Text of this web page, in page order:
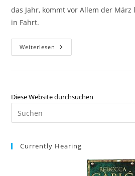
das Jahr, kommt vor Allem der
in Fahrt.
Weiterlesen
Diese Website durchsuchen
Currently Hearing